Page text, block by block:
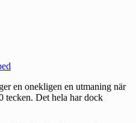
en onekligen en utmaning när
tecken. Det hela har dock